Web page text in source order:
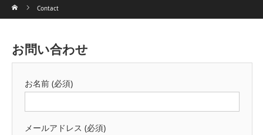
Contact
お問い合わせ
お名前 (必須)
メールアドレス (必須)